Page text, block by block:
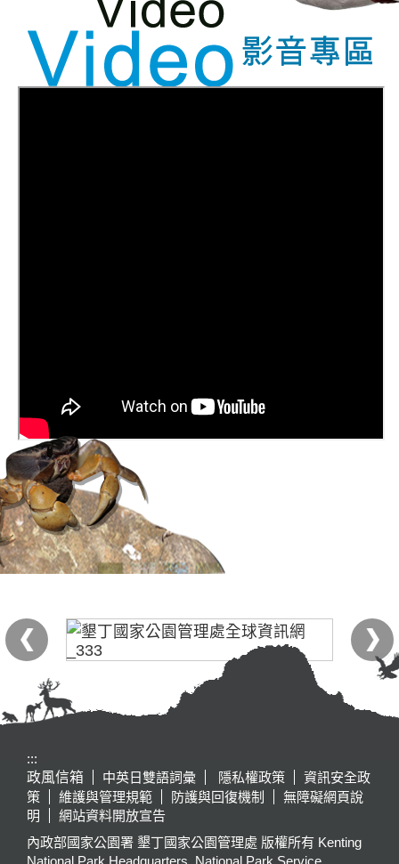
:::
政風信箱
中英日雙語詞彙 隱私權政策
資訊安全政
策
維護與管理規範 防護與回復機制
無障礙網頁說
明
網站資料開放宣告
內政部國家公園署 墾丁國家公園管理處 版權所有 Kenting
National Park Headquarters, National Park Service,